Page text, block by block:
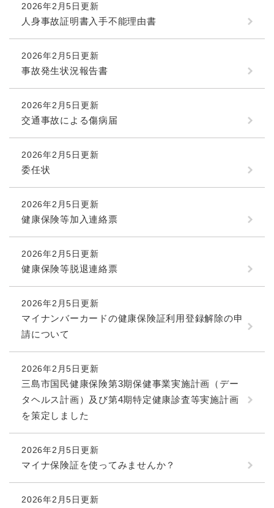
2026年2月5日更新
人身事故証明書入手不能理由書
2026年2月5日更新
事故発生状況報告書
2026年2月5日更新
交通事故による傷病届
2026年2月5日更新
委任状
2026年2月5日更新
健康保険等加入連絡票
2026年2月5日更新
健康保険等脱退連絡票
2026年2月5日更新
マイナンバーカードの健康保険証利用登録解除の申
請について
2026年2月5日更新
三島市国民健康保険第3期保健事業実施計画（デー
タヘルス計画）及び第4期特定健康診査等実施計画
を策定しました
2026年2月5日更新
マイナ保険証を使ってみませんか？
2026年2月5日更新